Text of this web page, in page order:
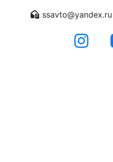
ssavto@yandex.ru